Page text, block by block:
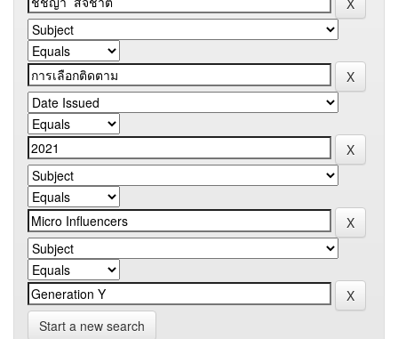
Start a new search